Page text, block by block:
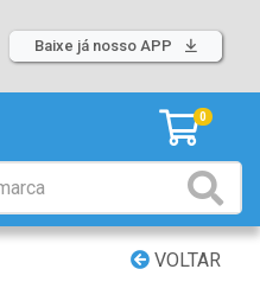
Baixe já nosso APP
0
VOLTAR